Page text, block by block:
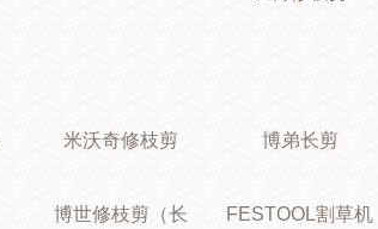
米沃奇修枝剪 博弟长剪
博世修枝剪（长
FESTOOL割草机